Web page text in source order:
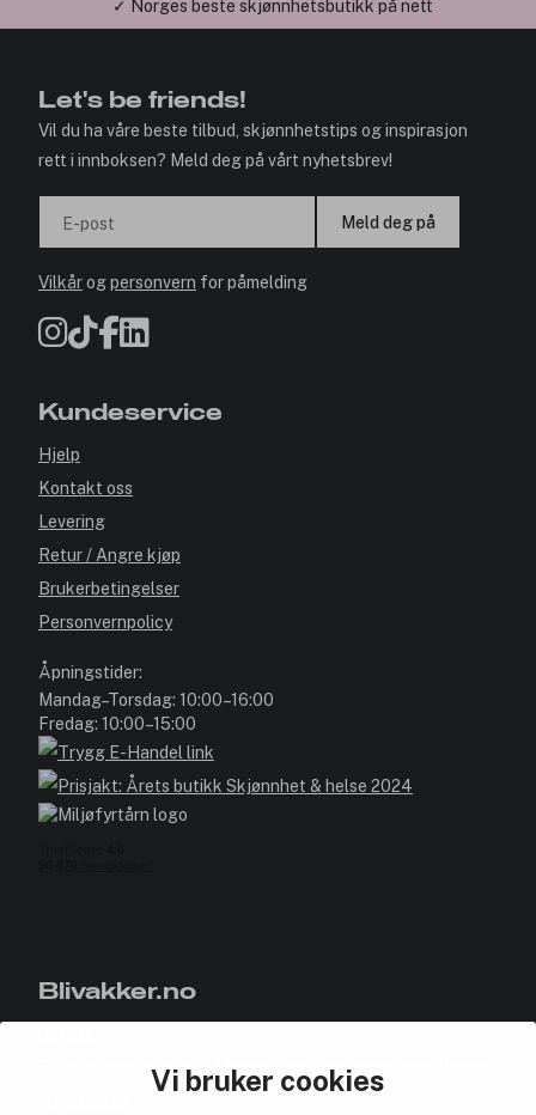
Vi bruker cookies
✓ Årets Nettbutikk 2026 og 2025
Let's be friends!
Vil du ha våre beste tilbud, skjønnhetstips og inspirasjon
rett i innboksen? Meld deg på vårt nyhetsbrev!
E-post Meld deg på
Vilkårogpersonvern for påmelding
Kundeservice
Hjelp
Kontakt oss
Levering
Retur / Angre kjøp
Brukerbetingelser
Personvernpolicy
Åpningstider:
Mandag–Torsdag: 10:00–16:00
Fredag: 10:00–15:00
Blivakker.no
Bli medlem helt gratis - få poeng og eksklusive rabattkoder.